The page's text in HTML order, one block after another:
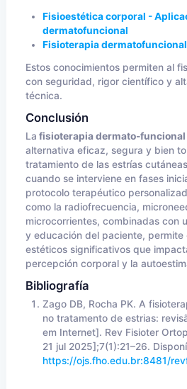
Fisioestética corporal -
dermatofuncional
Fisioterapia
Estos conocimientos permiten al
con seguridad, rigor científico y
técnica.
Conclusión
La fisioterapia dermato-funcional
alternativa eficaz, segura y bien
tratamiento de las estrías
cuando se interviene en fases
protocolo terapéutico
como la radiofrecuencia,
microcorrientes, combinadas con
y educación del paciente, permite
estéticos significativos que
percepción corporal y la
Bibliografía
Zago DB, Rocha PK. A
no tratamento de estrias:
em Internet]. Rev Fisioter
21 jul 2025];7(1):21–26.
https://ojs.fho.edu.br:8481/